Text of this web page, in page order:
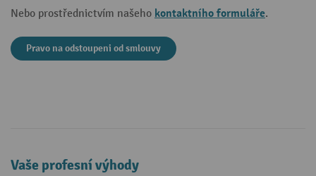
Nebo prostřednictvím našeho kontaktního formuláře.
Pravo na odstoupeni od smlouvy
Vaše profesní výhody